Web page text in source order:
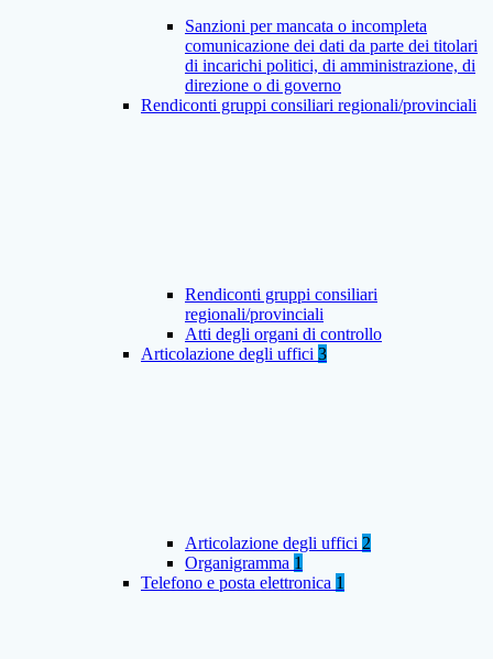
Sanzioni per mancata o incompleta
comunicazione dei dati da parte dei titolari
di incarichi politici, di amministrazione, di
direzione o di governo
Rendiconti gruppi consiliari regionali/provinciali
Rendiconti gruppi consiliari
regionali/provinciali
Atti degli organi di controllo
Articolazione degli uffici 3
Articolazione degli uffici 2
Organigramma 1
Telefono e posta elettronica 1